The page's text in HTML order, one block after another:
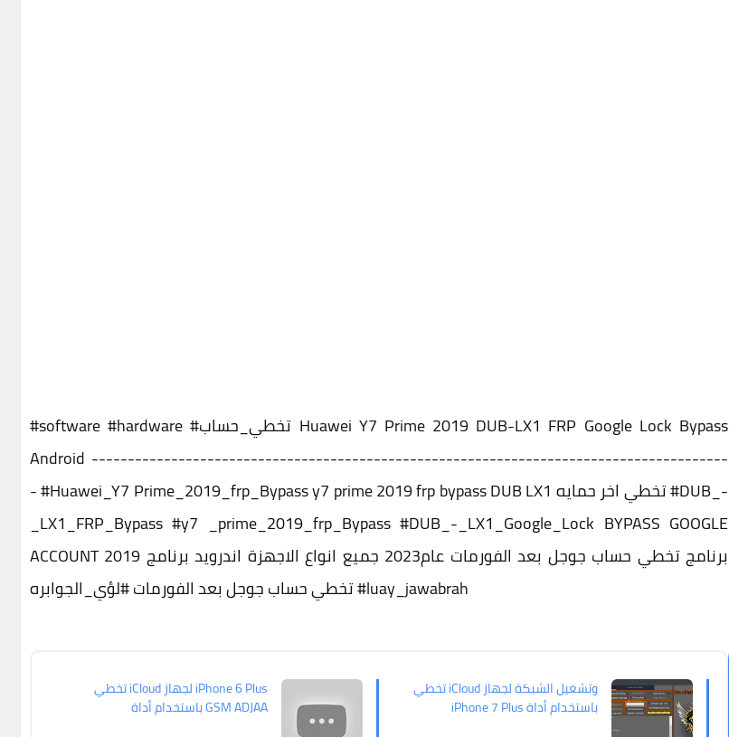
#software #hardware #تخطي_حساب Huawei Y7 Prime 2019 DUB-LX1 FRP Google Lock Bypass
Android ----------------------------------------------------------------------------------------
-#Huawei_Y7 Prime_2019_frp_Bypass y7 prime 2019 frp bypass DUB LX1 تخطي اخر حمايه#DUB_-
_LX1_FRP_Bypass#y7 _prime_2019_frp_Bypass#DUB_-_LX1_Google_Lock BYPASS GOOGLE
ACCOUNT 2019 برنامج تخطي حساب جوجل بعد الفورمات عام2023 جميع انواع الاجهزة اندرويد برنامج
تخطي حساب جوجل بعد الفورمات#لؤي_الجوابره #luay_jawabrah
تخطي iCloud وتشغيل الشبكة لجهاز
iPhone 7 Plus باستخدام أداة
تخطي iCloud لجهاز iPhone 6 Plus
باستخدام أداة GSM ADJAA